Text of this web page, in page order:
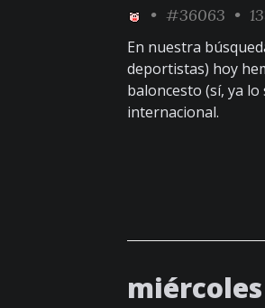
• #36063 •
En nuestra
deportistas) hoy
baloncesto (sí, ya lo
internacional.